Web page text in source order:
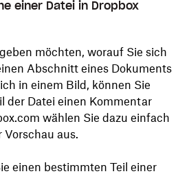
einer Datei in Dropbox
möchten, worauf Sie sich
Abschnitt eines Dokuments
in einem Bild, können Sie
der Datei einen Kommentar
wählen Sie dazu einfach
aus.
einen bestimmten Teil einer